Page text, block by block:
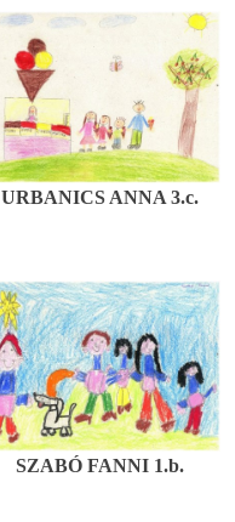
URBANICS ANNA 3.c.
SZABÓ FANNI 1.b.